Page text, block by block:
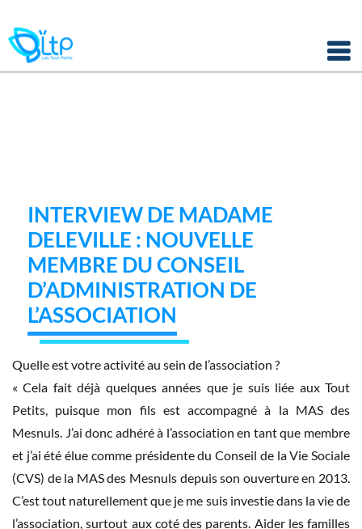
Skip
to
INTERVIEW DE MADAME
DELEVILLE : NOUVELLE
MEMBRE DU CONSEIL
D’ADMINISTRATION DE
L’ASSOCIATION
Quelle est votre activité au sein de l’association ?
« Cela fait déjà quelques années que je suis liée aux Tout
Petits, puisque mon fils est accompagné à la MAS des
Mesnuls. J’ai donc adhéré à l’association en tant que membre
et j’ai été élue comme présidente du Conseil de la Vie Sociale
(CVS) de la MAS des Mesnuls depuis son ouverture en 2013.
C’est tout naturellement que je me suis investie dans la vie de
l’association, surtout aux coté des parents. Aider les familles